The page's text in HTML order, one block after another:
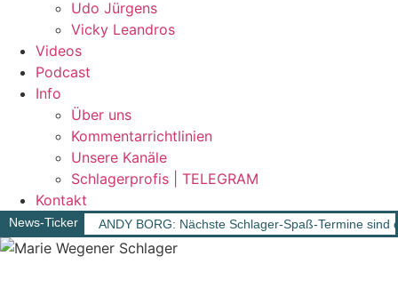
Udo Jürgens
Vicky Leandros
Videos
Podcast
Info
Über uns
Kommentarrichtlinien
Unsere Kanäle
Schlagerprofis | TELEGRAM
Kontakt
News-Ticker ANDY BORG: Nächste Schlager-Spaß-Termine sind